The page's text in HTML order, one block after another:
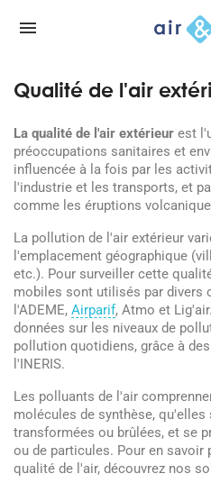
Qualité de l'air
La qualité de l'air extérieur est
préoccupations sanitaires et
influencée à la fois par les
l'industrie et les transports, et
comme les éruptions
La pollution de l'air extérieur
l'emplacement géographique
etc.). Pour surveiller cette
mobiles sont utilisés par divers
l'ADEME, Airparif, Atmo et
données sur les niveaux de
pollution quotidiens, grâce à
l'INERIS.
Les polluants de l'air
molécules de synthèse,
transformées ou brûlées, et se
ou de particules. Pour en savoir
qualité de l'air, découvrez nos